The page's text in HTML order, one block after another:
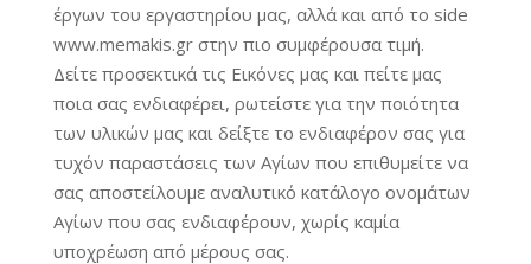
έργων του εργαστηρίου μας, αλλά και από το side
www.memakis.gr στην πιο συμφέρουσα τιμή.
Δείτε προσεκτικά τις Εικόνες μας και πείτε μας
ποια σας ενδιαφέρει, ρωτείστε για την ποιότητα
των υλικών μας και δείξτε το ενδιαφέρον σας για
τυχόν παραστάσεις των Αγίων που επιθυμείτε να
σας αποστείλουμε αναλυτικό κατάλογο ονομάτων
Αγίων που σας ενδιαφέρουν, χωρίς καμία
υποχρέωση από μέρους σας.